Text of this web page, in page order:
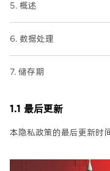
5. 概述
6. 数据处理
7. 储存期
1.1 最后更新
本隐私政策的最后更新时